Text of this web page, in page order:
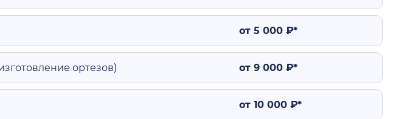
от 5 000 ₽*
ортезов) от 9 000 ₽*
от 10 000 ₽*